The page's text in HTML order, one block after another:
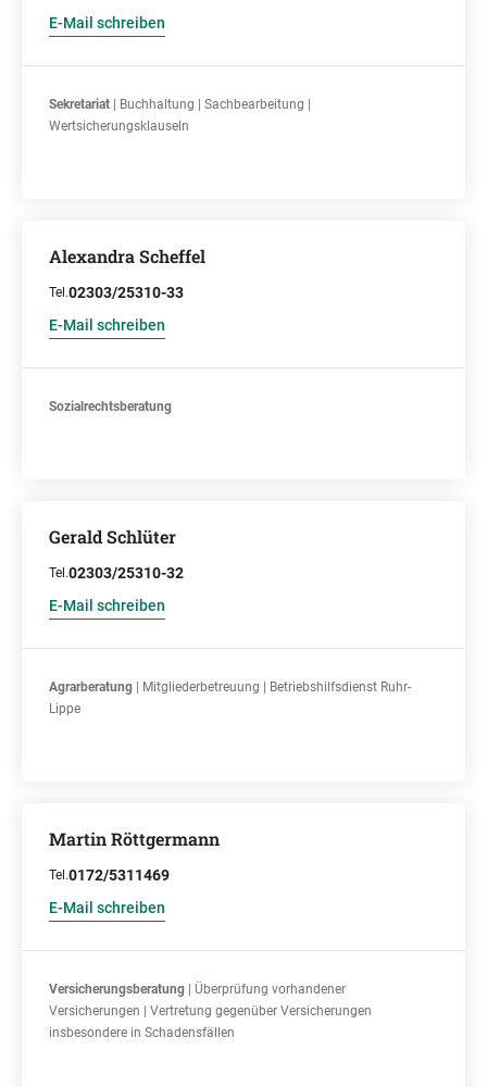
E-Mail schreiben
Sekretariat | Buchhaltung | Sachbearbeitung |
Wertsicherungsklauseln
Alexandra Scheffel
Tel.02303/25310-33
E-Mail schreiben
Sozialrechtsberatung
Gerald Schlüter
Tel.02303/25310-32
E-Mail schreiben
Agrarberatung | Mitgliederbetreuung | Betriebshilfsdienst Ruhr-
Lippe
Martin Röttgermann
Tel.0172/5311469
E-Mail schreiben
Versicherungsberatung | Überprüfung vorhandener
Versicherungen | Vertretung gegenüber Versicherungen
insbesondere in Schadensfällen